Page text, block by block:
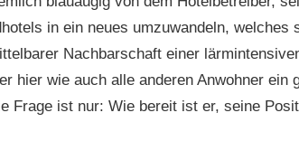
in ein neues umzuwandeln,
Nachbarschaft einer
hier wie auch alle anderen Anwohner ein
Frage ist nur: Wie bereit ist er, seine